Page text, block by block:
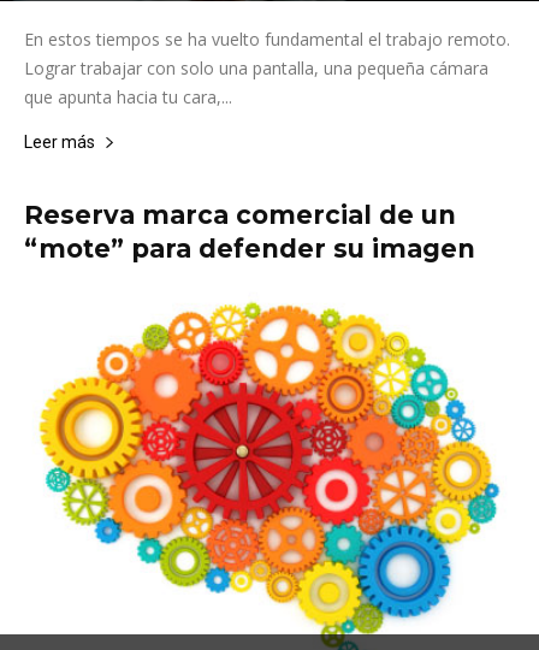
En estos tiempos se ha vuelto fundamental el trabajo remoto.
Lograr trabajar con solo una pantalla, una pequeña cámara
que apunta hacia tu cara,...
Leer más
Reserva marca comercial de un
“mote” para defender su imagen